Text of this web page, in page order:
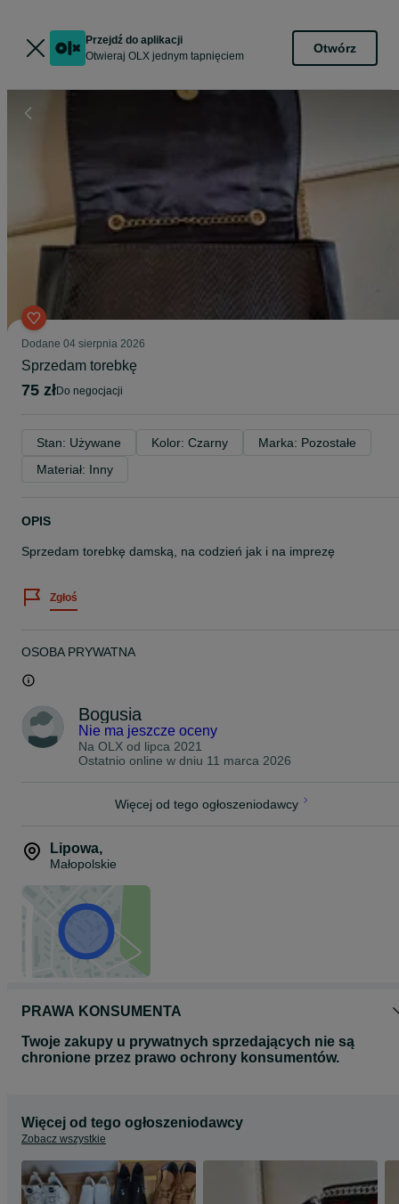
Przejdź do aplikacji
Otwieraj OLX jednym tapnięciem
Otwórz
Dodane 04 sierpnia 2026
Sprzedam torebkę
75 zł do negocjacji
Stan: Używane Kolor: Czarny
Marka: Pozostałe
Materiał: Inny
OPIS
Sprzedam torebkę damską, na codzień jak i na imprezę
Zgłoś
OSOBA PRYWATNA
Bogusia
Nie ma jeszcze oceny
Na OLX od lipca 2021
Ostatnio online w dniu 11 marca 2026
Więcej od tego ogłoszeniodawcy
Lipowa,
Małopolskie
PRAWA KONSUMENTA
Twoje zakupy u prywatnych sprzedających nie są
chronione przez prawo ochrony konsumentów.
Więcej od tego ogłoszeniodawcy
Zobacz wszystkie